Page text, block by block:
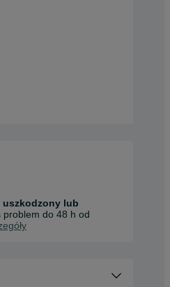
lub
problem do 48 h od